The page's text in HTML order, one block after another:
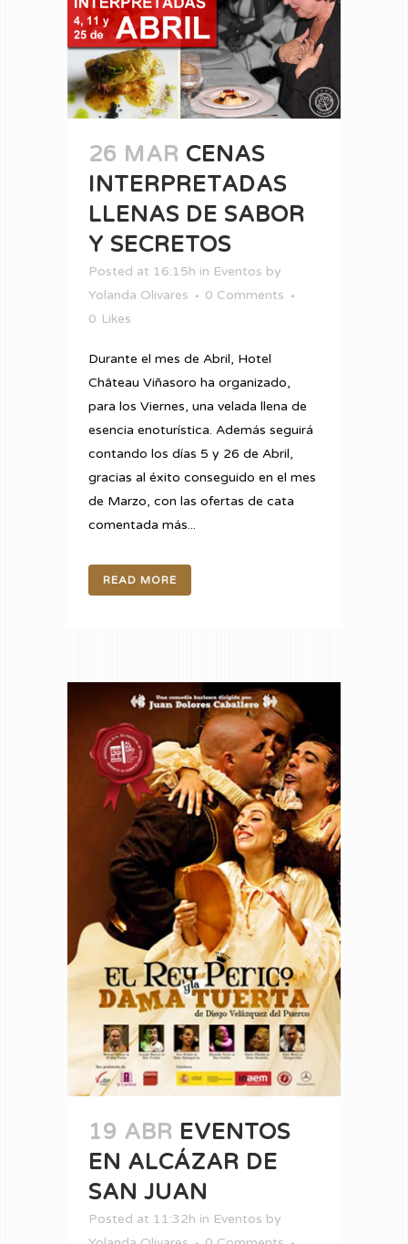
26 MAR CENAS
INTERPRETADAS
LLENAS DE SABOR
Y SECRETOS
Posted at 16:15h in Eventos by
Yolanda Olivares
0 Comments
0 Likes
Durante el mes de Abril, Hotel
Château Viñasoro ha organizado,
para los Viernes, una velada llena de
esencia enoturística. Además seguirá
contando los días 5 y 26 de Abril,
gracias al éxito conseguido en el mes
de Marzo, con las ofertas de cata
comentada más...
READ MORE
19 ABR EVENTOS
EN ALCÁZAR DE
SAN JUAN
Posted at 11:32h in Eventos by